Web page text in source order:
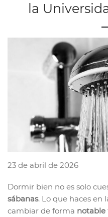
la
23 de abril de 2026
Dormir bien no es solo
sábanas. Lo que haces en
cambiar de forma notable